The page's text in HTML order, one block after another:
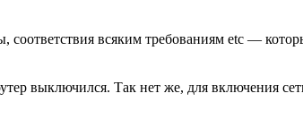
всяким требованиям etc —
Так нет же, для включения сети